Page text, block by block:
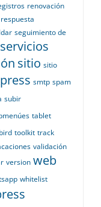
renovación
respuesta
seguimiento de
servicios
sitio sitio
smtp spam
subir
tablet
toolkit track
validación
version web
whitelist